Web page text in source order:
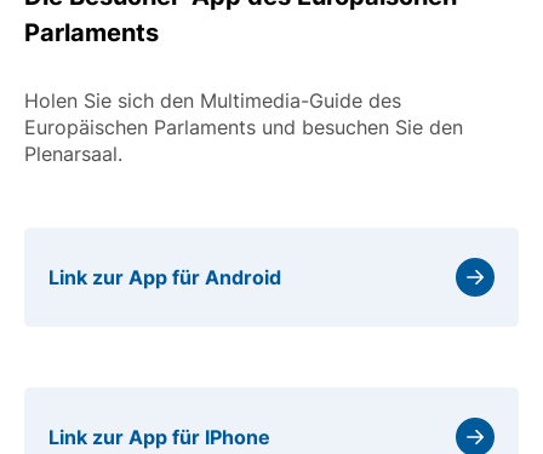
Parlaments
Holen Sie sich den Multimedia-Guide des
Europäischen Parlaments und besuchen Sie den
Plenarsaal.
Link zur App für Android
Link zur App für IPhone